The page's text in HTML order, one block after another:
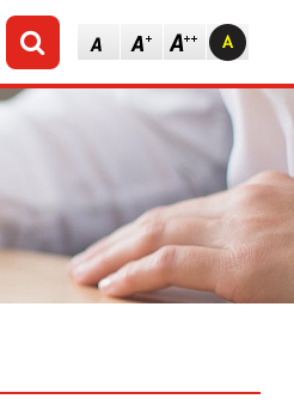
głównej
do mapy strony
do mapy strony
Szukaj